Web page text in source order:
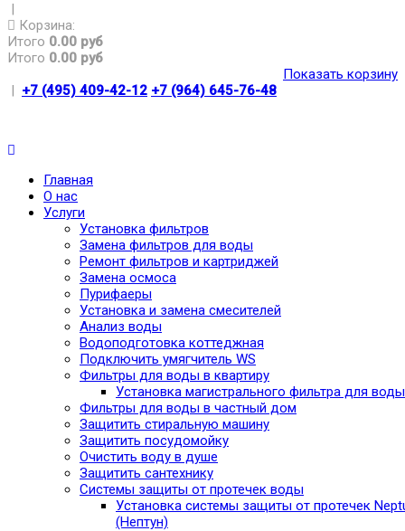
|
Корзина:
Итого 0.00 руб
Итого 0.00 руб
Показать корзину
| +7 (495) 409-42-12 +7 (964) 645-76-48
Главная
О нас
Услуги
Установка фильтров
Замена фильтров для воды
Ремонт фильтров и картриджей
Замена осмоса
Пурифаеры
Установка и замена смесителей
Анализ воды
Водоподготовка коттеджная
Подключить умягчитель WS
Фильтры для воды в квартиру
Установка магистрального фильтра для воды
Фильтры для воды в частный дом
Защитить стиральную машину
Защитить посудомойку
Очистить воду в душе
Защитить сантехнику
Системы защиты от протечек воды
Установка системы защиты от протечек
(Нептун)